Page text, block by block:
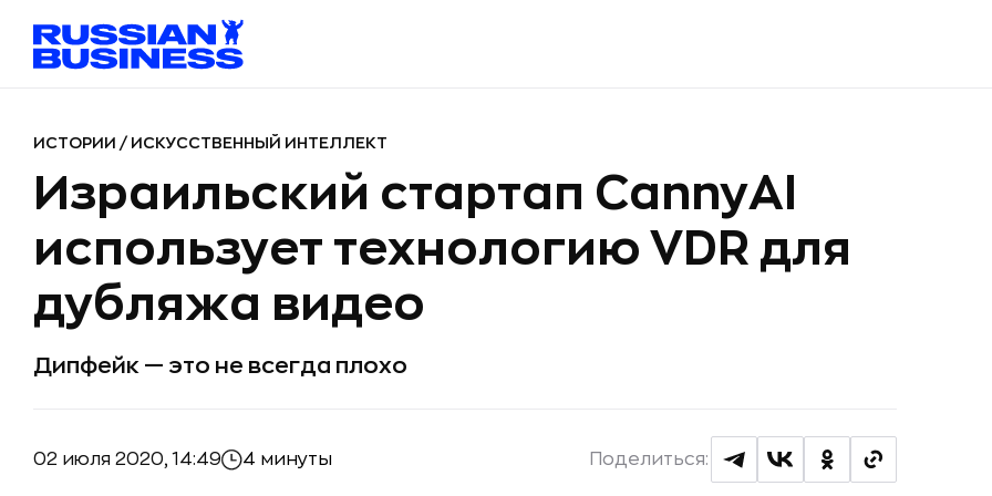
ИСТОРИИ / ИСКУССТВЕННЫЙ ИНТЕЛЛЕКТ
Израильский стартап CannyAI
использует технологию VDR для
дубляжа видео
Дипфейк — это не всегда плохо
02 июля 2020, 14:49 4 минуты Поделиться: